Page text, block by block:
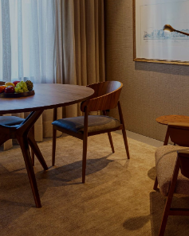
EVENTOS
VILLAS
SHOP | SELEZIONE
DESCUBRA
WHAT'S COOKING
CORRIERE
HISTÓRIA
SUSTENTABILIDADE
CONTATO